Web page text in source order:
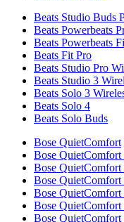
Beats Studio Buds
Beats Powerbeats
Beats Powerbeats
Beats Fit Pro
Beats Studio Pro
Beats Studio 3
Beats Solo 3
Beats Solo 4
Beats Solo Buds
Bose QuietComfort
Bose QuietComfort
Bose
Bose
Bose
Bose QuietComfort
Bose QuietComfort